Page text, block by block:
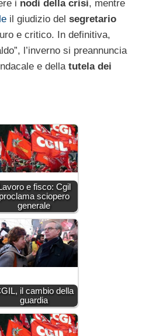
i nodi della crisi, mentre
il giudizio del segretario
e critico. In definitiva,
l’inverno si preannuncia
e della tutela dei
e fisco: Cgil
proclama sciopero
generale
il cambio della
guardia